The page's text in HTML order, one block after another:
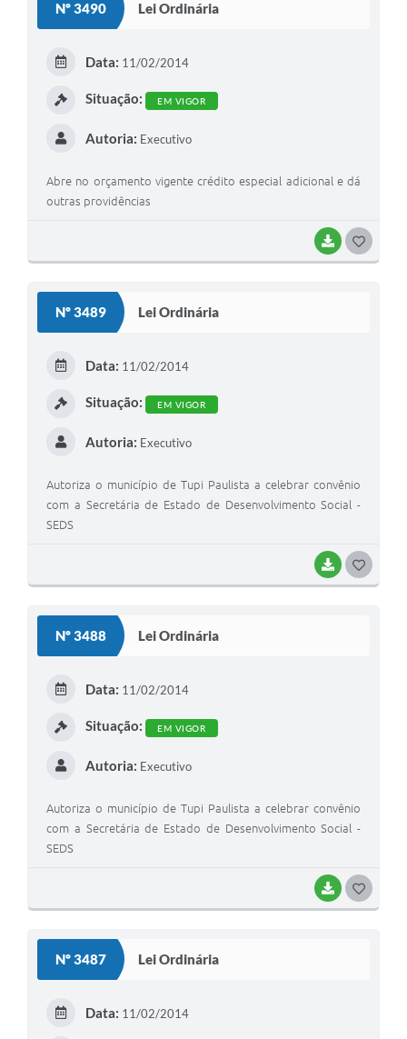
Nº 3490 Lei Ordinária
BAIXAR
Data: 11/02/2014
Situação: EM VIGOR
Autoria: Executivo
Abre no orçamento vigente crédito especial adicional e dá
outras providências
Nº 3489 Lei Ordinária
BAIXAR
Data: 11/02/2014
Situação: EM VIGOR
Autoria: Executivo
Autoriza o município de Tupi Paulista a celebrar convênio
com a Secretária de Estado de Desenvolvimento Social -
SEDS
Nº 3488 Lei Ordinária
BAIXAR
Data: 11/02/2014
Situação: EM VIGOR
Autoria: Executivo
Autoriza o município de Tupi Paulista a celebrar convênio
com a Secretária de Estado de Desenvolvimento Social -
SEDS
Nº 3487 Lei Ordinária
Data: 11/02/2014